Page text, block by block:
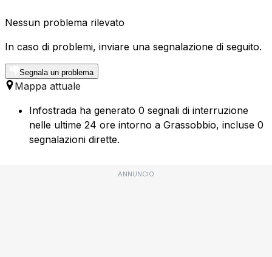
Nessun problema rilevato
In caso di problemi, inviare una segnalazione di seguito.
Segnala un problema
Mappa attuale
Infostrada ha generato 0 segnali di interruzione
nelle ultime 24 ore intorno a Grassobbio, incluse 0
segnalazioni dirette.
ANNUNCIO